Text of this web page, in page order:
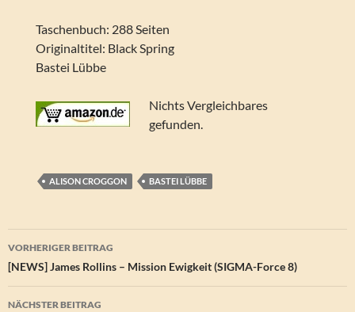
Taschenbuch: 288 Seiten
Originaltitel: Black Spring
Bastei Lübbe
Nichts Vergleichbares
gefunden.
ALISON CROGGON BASTEI LÜBBE
Beitragsnavigation
VORHERIGER BEITRAG
[NEWS] James Rollins – Mission Ewigkeit (SIGMA-Force 8)
NÄCHSTER BEITRAG